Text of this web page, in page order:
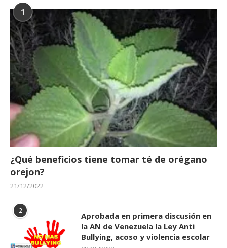
1
¿Qué beneficios tiene tomar té de orégano
orejon?
21/12/2022
2
Aprobada en primera discusión en
la AN de Venezuela la Ley Anti
Bullying, acoso y violencia escolar